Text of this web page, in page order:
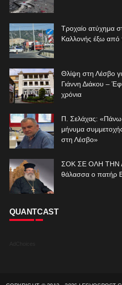
Τροχαίο ατύχημα
Καλλονής έξω από
Θλίψη στη Λέσβο
Γιάννη Διάκου –
χρόνια
Π. Σελάχας: «Πάνω
μήνυμα
στη Λέσβο»
ΣΟΚ ΣΕ ΟΛΗ ΤΗΝ
θάλασσα ο πατήρ
QUANTCAST